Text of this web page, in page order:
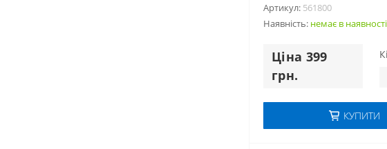
Артикул: 561800
Наявність: немає в наявностi
Цiна 399
грн.
КУПИТИ